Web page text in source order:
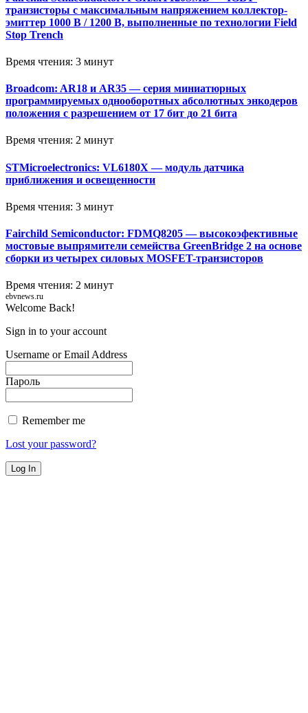
транзисторы с максимальным напряжением коллектор-
эмиттер 1000 В / 1200 В, выполненные по технологии Field
Stop Trench
Время чтения: 3 минут
Broadcom: AR18 и AR35 — серия миниатюрных
программируемых однооборотных абсолютных энкодеров
положения с разрешением от 17 бит до 21 бита
Время чтения: 2 минут
STMicroelectronics: VL6180X — модуль датчика
приближения и освещенности
Время чтения: 3 минут
Fairchild Semiconductor: FDMQ8205 — высокоэфективные
мостовые выпрямители семейства GreenBridge 2 на основе
сборки из четырех силовых MOSFET-транзисторов
Время чтения: 2 минут
ebvnews.ru
Welcome Back!
Sign in to your account
Username or Email Address
Пароль
Remember me
Lost your password?